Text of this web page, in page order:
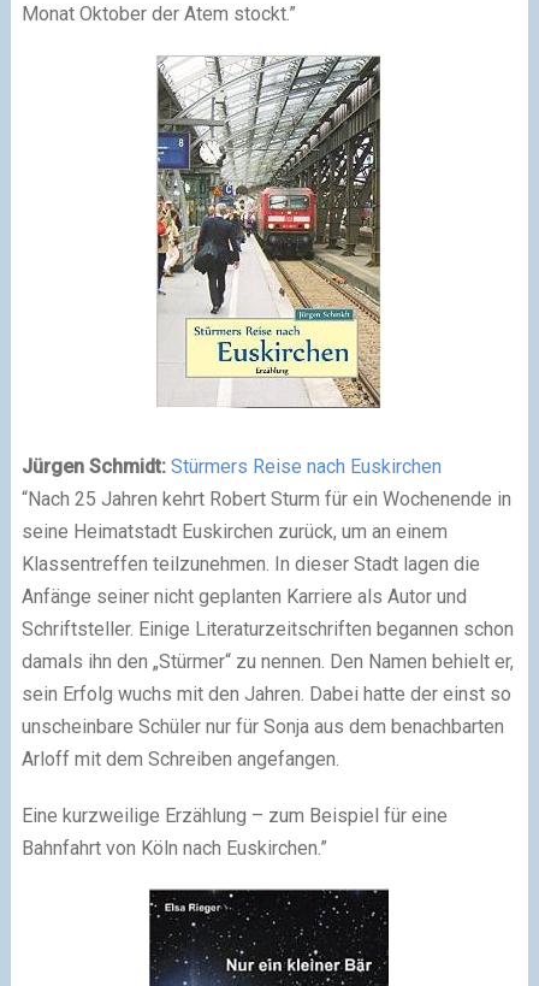
Monat Oktober der Atem stockt.”
Jürgen Schmidt: Stürmers Reise nach Euskirchen
“Nach 25 Jahren kehrt Robert Sturm für ein Wochenende in
seine Heimatstadt Euskirchen zurück, um an einem
Klassentreffen teilzunehmen. In dieser Stadt lagen die
Anfänge seiner nicht geplanten Karriere als Autor und
Schriftsteller. Einige Literaturzeitschriften begannen schon
damals ihn den „Stürmer“ zu nennen. Den Namen behielt er,
sein Erfolg wuchs mit den Jahren. Dabei hatte der einst so
unscheinbare Schüler nur für Sonja aus dem benachbarten
Arloff mit dem Schreiben angefangen.
Eine kurzweilige Erzählung – zum Beispiel für eine
Bahnfahrt von Köln nach Euskirchen.”